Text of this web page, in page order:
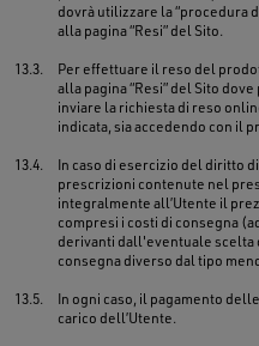
dovrà utilizzare la “procedura
alla pagina “Resi” del Sito.
13.3.
Per effettuare il reso del
alla pagina “Resi” del Sito
inviare la richiesta di reso
indicata, sia accedendo con il
13.4.
In caso di esercizio del diritto
prescrizioni contenute nel
integralmente all’Utente il
compresi i costi di consegna
derivanti dall'eventuale scelta
consegna diverso dal tipo
13.5.
In ogni caso, il pagamento
carico dell’Utente.